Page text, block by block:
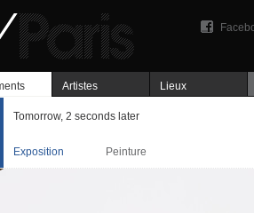
Artistes Lieux
Tomorrow, 2 seconds later
Exposition Peinture